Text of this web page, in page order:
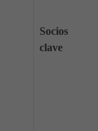
Socios
clave